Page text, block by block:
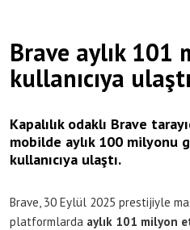
Brave aylık 101
kullanıcıya ulaştı
Kapalılık odaklı Brave
mobilde aylık 100 milyonu
kullanıcıya ulaştı.
Brave, 30 Eylül 2025 prestijiyle
platformlarda aylık 101 milyon